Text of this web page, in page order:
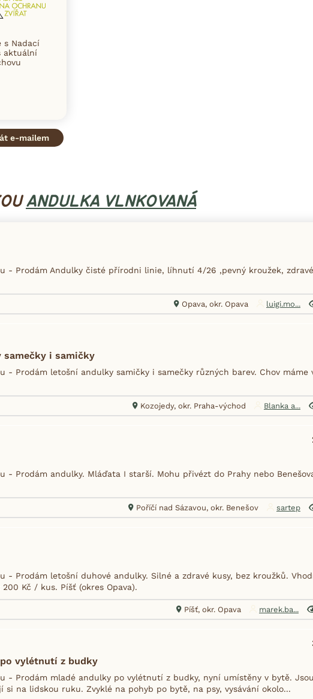
s Nadací
aktuální
e-mailem
ANDULKA VLNKOVANÁ
- Prodám Andulky čisté přírodni linie, líhnutí 4/26 ,pevný kroužek,
Opava, okr. Opava luigi.mo...
samečky i samičky
- Prodám letošní andulky samičky i samečky různých barev. Chov máme
Kozojedy, okr. Praha-východ Blanka a...
- Prodám andulky. Mláďata I starší. Mohu přivézt do Prahy nebo
Poříčí nad Sázavou, okr. Benešov sartep
- Prodám letošní duhové andulky. Silné a zdravé kusy, bez kroužků.
Kč / kus. Píšť (okres Opava).
Píšť, okr. Opava marek.ba...
vylétnutí z budky
- Prodám mladé andulky po vylétnutí z budky, nyní umístěny v bytě.
si na lidskou ruku. Zvyklé na pohyb po bytě, na psy, vysávání okolo...